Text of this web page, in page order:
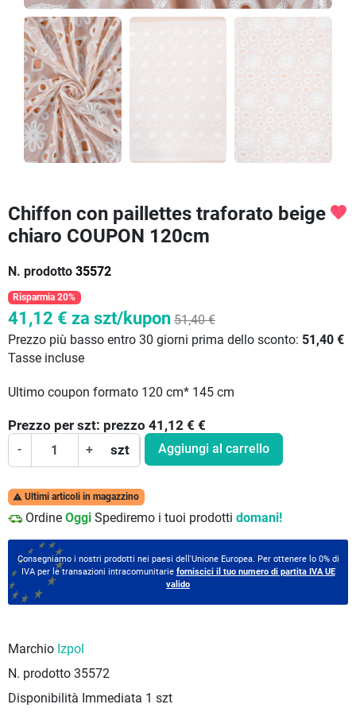
Chiffon con paillettes traforato beige
chiaro COUPON 120cm
N. prodotto 35572
favorite
Risparmia 20%
41,12 € za szt/kupon 51,40 €
Prezzo più basso entro 30 giorni prima dello sconto: 51,40 €
Tasse incluse
Ultimo coupon formato 120 cm* 145 cm
Prezzo per szt: prezzo 41,12 € €
- + szt Aggiungi al carrello
 Ultimi articoli in magazzino
Ordine Oggi Spediremo i tuoi prodotti domani!
Consegniamo i nostri prodotti nei paesi dell'Unione Europea. Per ottenere lo 0% di
IVA per le transazioni intracomunitarie forniscici il tuo numero di partita IVA UE
valido
Marchio Izpol
N. prodotto 35572
Disponibilità Immediata 1 szt